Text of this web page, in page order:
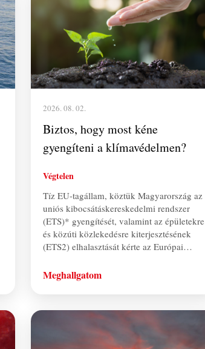
2026. 08. 02.
Biztos, hogy most kéne
gyengíteni a klímavédelmen?
Végtelen
Tíz EU-tagállam, köztük Magyarország az
uniós kibocsátáskereskedelmi rendszer
(ETS)* gyengítését, valamint az épületekre
és közúti közlekedésre kiterjesztésének
(ETS2) elhalasztását kérte az Európai…
Meghallgatom